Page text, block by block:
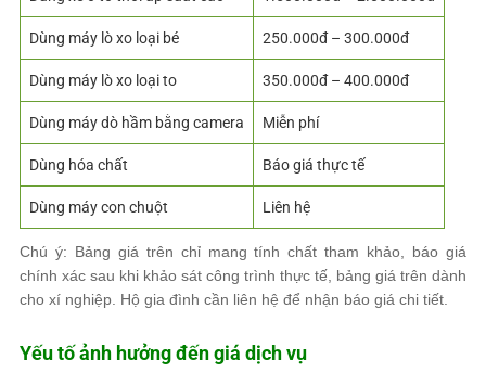
Dùng máy lò xo loại bé 250.000đ – 300.000đ
Dùng máy lò xo loại to 350.000đ – 400.000đ
Dùng máy dò hầm bằng camera Miễn phí
Dùng hóa chất Báo giá thực tế
Dùng máy con chuột Liên hệ
Chú ý: Bảng giá trên chỉ mang tính chất tham khảo, báo giá
chính xác sau khi khảo sát công trình thực tế, bảng giá trên dành
cho xí nghiệp. Hộ gia đình cần liên hệ để nhận báo giá chi tiết.
Yếu tố ảnh hưởng đến giá dịch vụ